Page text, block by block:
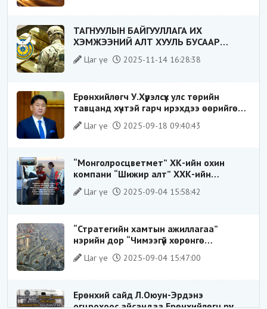
ТАГНУУЛЫН БАЙГУУЛЛАГА ИХ
ХЭМЖЭЭНИЙ АЛТ ХУУЛЬ БУСААР
ХИЛЭЭР ГАРГАХ ГЭЖ БАЙСАН
ҮЙЛДЛИЙГ ТАСЛАН ЗОГСООЛОО
Цаг үе 2025-11-14 16:28:38
Ерөнхийлөгч У.Хүрэлсүх улс төрийн
тавцанд хүчтэй гарч ирэхдээ өөрийгөө
шударга ёсны төлөө тэмцэгч, “хуучин
тогтолцооны хонгилыг нураагч” гэсэн
Цаг үе 2025-09-18 09:40:43
“Монголросцветмет” ХК-ийн охин
компани “Шижир алт” ХХК-ийн
Гүйцэтгэх захирлаар ажиллаж байсан
О.Баттөмөрт холбогдох хэрэг хаашаа
Цаг үе 2025-09-04 15:58:42
“Стратегийн хамтын ажиллагаа”
нэрийн дор “Чимээгүй хөрөнгө
хуримтлал”
Цаг үе 2025-09-04 15:47:00
Ерөнхий сайд Л.Оюун-Эрдэнэ
огцрохоос айсандаа Ерөнхийлөгч рүү